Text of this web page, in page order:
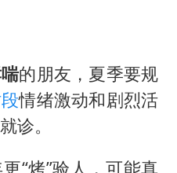
的朋友，夏季要规
情绪激动和剧烈活
诊。
“烤”验人，可能真